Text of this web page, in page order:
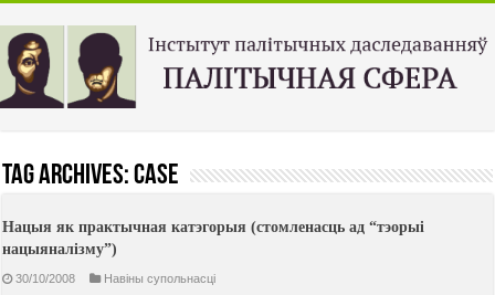
Tag Archives:CASE
Нацыя як практычная катэгорыя (стомленасць ад “тэорыі
нацыяналізму”)
30/10/2008 Навiны супольнасцi